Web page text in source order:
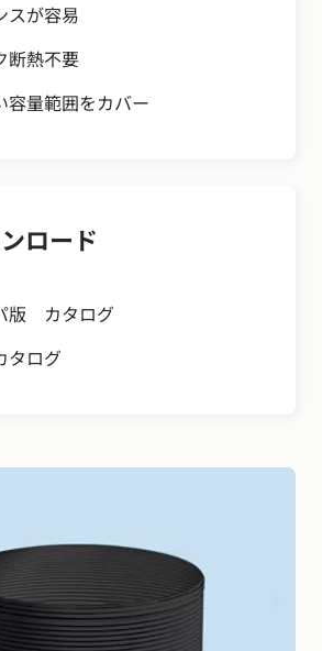
スが容易
断熱不要
容量範囲をカバー
ロード
版 カタログ
ログ